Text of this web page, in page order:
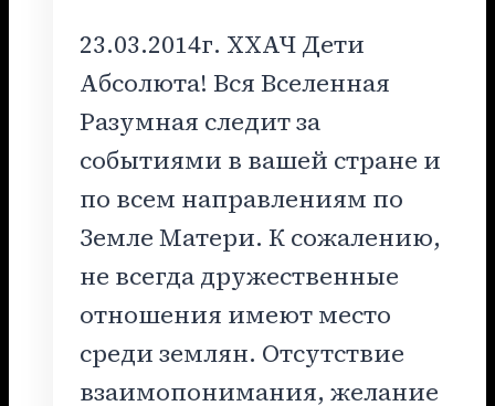
23.03.2014г. ХХАЧ Дети
Абсолюта! Вся Вселенная
Разумная следит за
событиями в вашей стране и
по всем направлениям по
Земле Матери. К сожалению,
не всегда дружественные
отношения имеют место
среди землян. Отсутствие
взаимопонимания, желание